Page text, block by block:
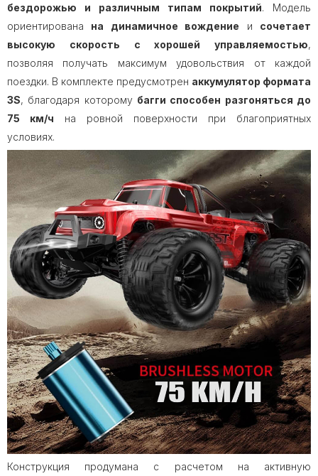
бездорожью и различным типам покрытий. Модель
ориентирована на динамичное вождение и сочетает
высокую скорость с хорошей управляемостью,
позволяя получать максимум удовольствия от каждой
поездки. В комплекте предусмотрен аккумулятор формата
3S, благодаря которому багги способен разгоняться до
75 км/ч на ровной поверхности при благоприятных
условиях.
Конструкция продумана с расчетом на активную